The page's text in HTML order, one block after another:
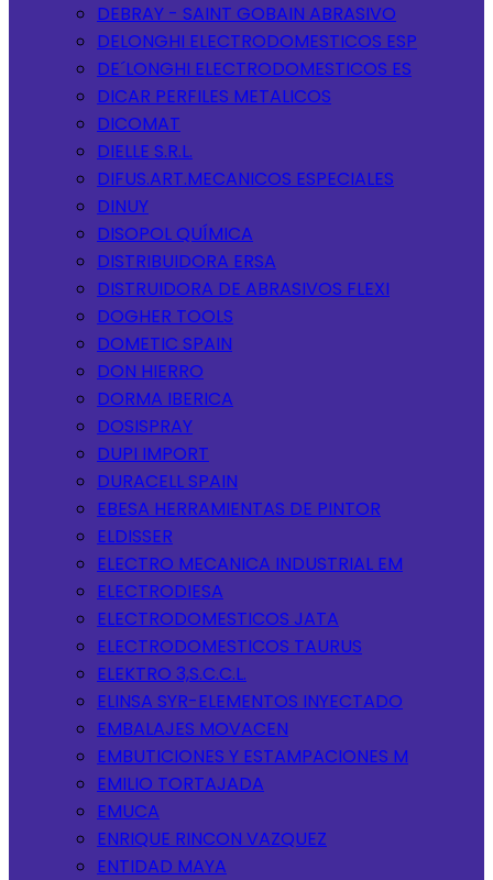
DEBRAY - SAINT GOBAIN ABRASIVO
DELONGHI ELECTRODOMESTICOS ESP
DE´LONGHI ELECTRODOMESTICOS ES
DICAR PERFILES METALICOS
DICOMAT
DIELLE S.R.L.
DIFUS.ART.MECANICOS ESPECIALES
DINUY
DISOPOL QUÍMICA
DISTRIBUIDORA ERSA
DISTRUIDORA DE ABRASIVOS FLEXI
DOGHER TOOLS
DOMETIC SPAIN
DON HIERRO
DORMA IBERICA
DOSISPRAY
DUPI IMPORT
DURACELL SPAIN
EBESA HERRAMIENTAS DE PINTOR
ELDISSER
ELECTRO MECANICA INDUSTRIAL EM
ELECTRODIESA
ELECTRODOMESTICOS JATA
ELECTRODOMESTICOS TAURUS
ELEKTRO 3,S.C.C.L.
ELINSA SYR-ELEMENTOS INYECTADO
EMBALAJES MOVACEN
EMBUTICIONES Y ESTAMPACIONES M
EMILIO TORTAJADA
EMUCA
ENRIQUE RINCON VAZQUEZ
ENTIDAD MAYA